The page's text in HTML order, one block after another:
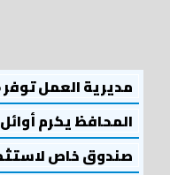
مديرية العمل توفر 895 فرصة عمل و297 عقدًا بالخارج
المحافظ يكرم
صندوق خاص